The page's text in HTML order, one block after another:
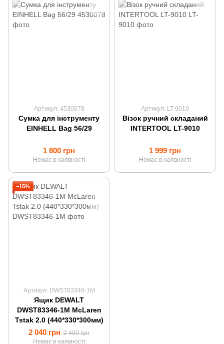
Артикул: 4530078
Сумка для інструменту
EINHELL Bag 56/29
1 800 грн
Немає в наявності
Артикул: LT-9010
Візок ручний складаний
INTERTOOL LT-9010
1 999 грн
Немає в наявності
−15%
Артикул: DWST83346-1M
Ящик DEWALT
DWST83346-1M McLaren
Tstak 2.0 (440*330*300мм)
2 040 грн 2 400 грн
Немає в наявності